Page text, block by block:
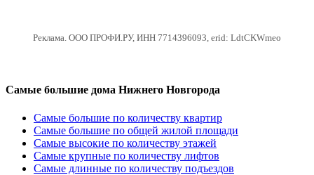
Реклама. ООО ПРОФИ.РУ, ИНН 7714396093, erid: LdtCKWmeo
Самые большие дома Нижнего Новгорода
Самые большие по количеству квартир
Самые большие по общей жилой площади
Самые высокие по количеству этажей
Самые крупные по количеству лифтов
Самые длинные по количеству подъездов